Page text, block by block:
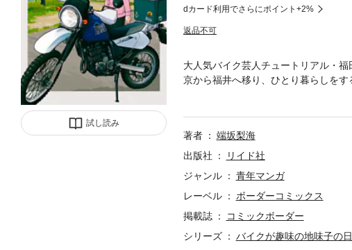
試し読み
dカード利用でさらにポイント+2%
返品不可
大人気バイク芸人チュートリアル・
京から福井へ移り、ひとり暮らしを
い、なんとか新生活をスタートさせ
著者
端坂梨海
出版社
リイド社
ジャンル
青年マンガ
レーベル
ボーダーコミックス
掲載誌
コミックボーダー
シリーズ
バイクが趣味の地味子の